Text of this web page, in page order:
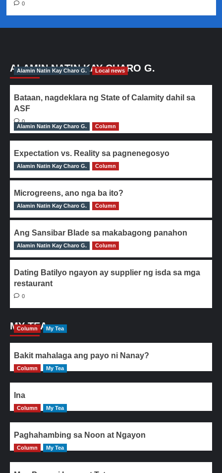
0
ALAMIN NATIN KAY CHARO G.
Alamin Natin Kay Charo G. Local news
Bataan, nagdeklara ng State of Calamity dahil sa
ASF
0
Alamin Natin Kay Charo G.
Column
Expectation vs. Reality sa pagnenegosyo
0
Alamin Natin Kay Charo G. Column
Microgreens, ano nga ba ito?
0
Alamin Natin Kay Charo G. Column
Ang Sansibar Blade sa makabagong panahon
0
Alamin Natin Kay Charo G. Column
Dating Batilyo ngayon ay supplier ng isda sa mga
restaurant
0
MY TEA
Column My Tea
Bakit mahalaga ang payo ni Nanay?
Column My Tea
Ina
Column My Tea
Paghahambing sa Noon at Ngayon
Column My Tea